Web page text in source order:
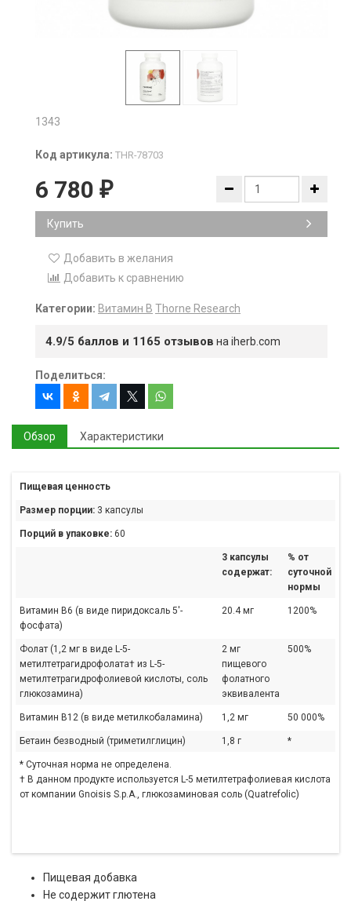
1343
Код артикула: THR-78703
6 780 ₽
Купить
Добавить в желания
Добавить к сравнению
Категории: Витамин B Thorne Research
4.9/5 баллов и 1165 отзывов на iherb.com
Поделиться:
Обзор Характеристики
Пищевая ценность
Размер порции: 3 капсулы
Порций в упаковке: 60
3 капсулы
содержат:
% от
суточной
нормы
Витамин B6 (в виде пиридоксаль 5'-
фосфата)
20.4 мг 1200%
Фолат (1,2 мг в виде L-5-
метилтетрагидрофолата† из L-5-
метилтетрагидрофолиевой кислоты, соль
глюкозамина)
2 мг
пищевого
фолатного
эквивалента
500%
Витамин В12 (в виде метилкобаламина) 1,2 мг 50 000%
Бетаин безводный (триметилглицин) 1,8 г *
* Суточная норма не определена.
† В данном продукте используется L-5 метилтетрафолиевая кислота
от компании Gnoisis S.p.A., глюкозаминовая соль (Quatrefolic)
Пищевая добавка
Не содержит глютена